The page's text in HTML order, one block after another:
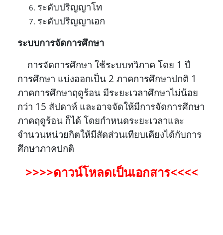
ระดับปริญญาโท
ระดับปริญญาเอก
ระบบการจัดการศึกษา
การจัดการศึกษา ใช้ระบบทวิภาค โดย 1 ปี
การศึกษา แบ่งออกเป็น 2 ภาคการศึกษาปกติ 1
ภาคการศึกษาฤดูร้อน มีระยะเวลาศึกษาไม่น้อย
กว่า 15 สัปดาห์ และอาจจัดให้มีการจัดการศึกษา
ภาคฤดูร้อน ก็ได้ โดยกำหนดระยะเวลาและ
จำนวนหน่วยกิตให้มีสัดส่วนเทียบเคียงได้กับการ
ศึกษาภาคปกติ
>>>>ดาวน์โหลดเป็นเอกสาร<<<<